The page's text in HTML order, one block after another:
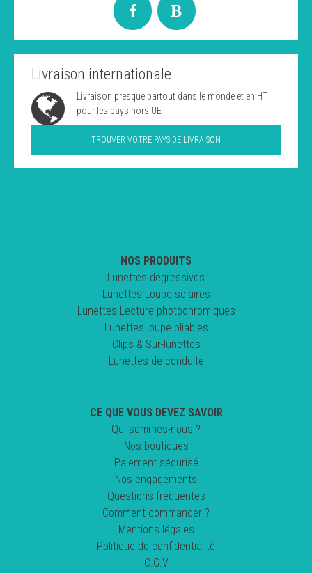
Livraison internationale
Livraison presque partout dans le monde et en HT
pour les pays hors UE
TROUVER VOTRE PAYS DE LIVRAISON
NOS PRODUITS
Lunettes dégressives
Lunettes Loupe solaires
Lunettes Lecture photochromiques
Lunettes loupe pliables
Clips & Sur-lunettes
Lunettes de conduite
CE QUE VOUS DEVEZ SAVOIR
Qui sommes-nous ?
Nos boutiques
Paiement sécurisé
Nos engagements
Questions fréquentes
Comment commander ?
Mentions légales
Politique de confidentialité
C.G.V